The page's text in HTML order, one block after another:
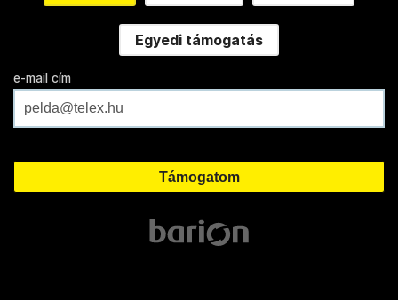
Egyedi támogatás
e-mail cím